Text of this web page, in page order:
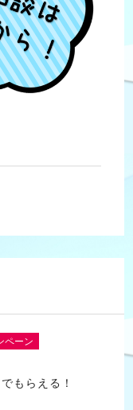
ペーン
もらえる！